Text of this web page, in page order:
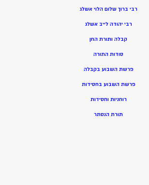
רבי ברוך שלום הלוי אשלג
רבי יהודה לייב אשלג
קבלה ותורת החן
סודות התורה
פרשת השבוע בקבלה
פרשת השבוע בחסידות
רוחניות וחסידות
תורת הנסתר